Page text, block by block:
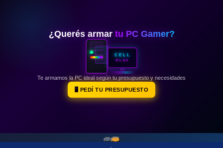
👾COLECCIONABLES🧸
💻MUNDO PC GAMER💻
🔌CABLES Y ADAPTADORES🔌
🤓MUNDO PC OFICINA🤓
🫗GEEK HOME🍵
¿Querés armar tu PC Gamer?
CELL
PLAY
Te armamos la PC ideal según tu presupuesto y necesidades
🖥️ PEDÍ TU PRESUPUESTO